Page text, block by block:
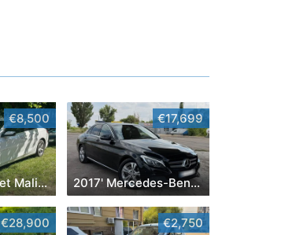
€8,500
2016' Chevrolet Malibu
€17,699
2017' Mercedes-Benz C-Class
€28,900 €2,750